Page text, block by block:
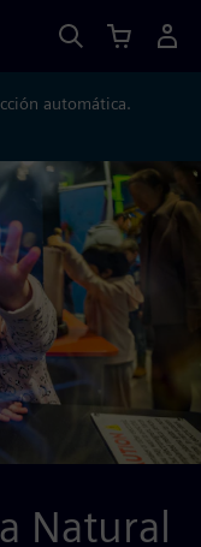
automática.
Natural